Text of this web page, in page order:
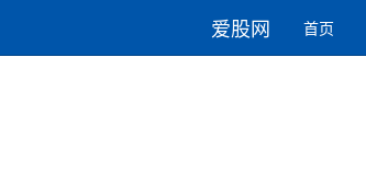
爱股网 首页